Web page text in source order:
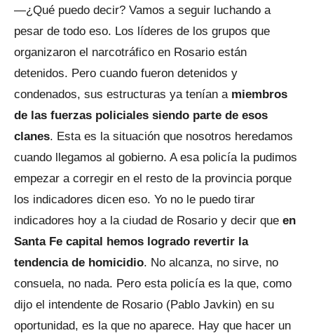
—¿Qué puedo decir? Vamos a seguir luchando a
pesar de todo eso. Los líderes de los grupos que
organizaron el narcotráfico en Rosario están
detenidos. Pero cuando fueron detenidos y
condenados, sus estructuras ya tenían a miembros
de las fuerzas policiales siendo parte de esos
clanes. Esta es la situación que nosotros heredamos
cuando llegamos al gobierno. A esa policía la pudimos
empezar a corregir en el resto de la provincia porque
los indicadores dicen eso. Yo no le puedo tirar
indicadores hoy a la ciudad de Rosario y decir que en
Santa Fe capital hemos logrado revertir la
tendencia de homicidio. No alcanza, no sirve, no
consuela, no nada. Pero esta policía es la que, como
dijo el intendente de Rosario (Pablo Javkin) en su
oportunidad, es la que no aparece. Hay que hacer un